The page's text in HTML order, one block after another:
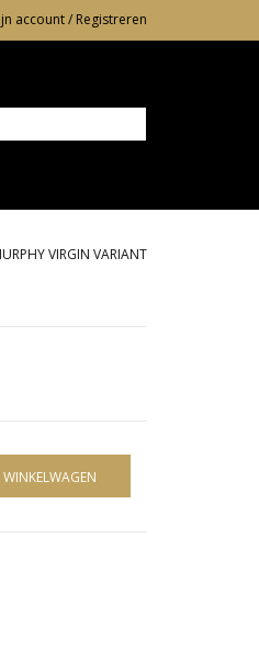
account / Registreren
VIRGIN VARIANT